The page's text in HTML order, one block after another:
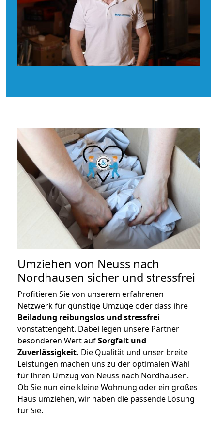
Umziehen von Neuss nach
Nordhausen sicher und stressfrei
Profitieren Sie von unserem erfahrenen
Netzwerk für günstige Umzüge oder dass ihre
Beiladung reibungslos und stressfrei
vonstattengeht. Dabei legen unsere Partner
besonderen Wert aufSorgfalt und
Zuverlässigkeit. Die Qualität und unser breite
Leistungen machen uns zu der optimalen Wahl
für Ihren Umzug von Neuss nach Nordhausen.
Ob Sie nun eine kleine Wohnung oder ein großes
Haus umziehen, wir haben die passende Lösung
für Sie.